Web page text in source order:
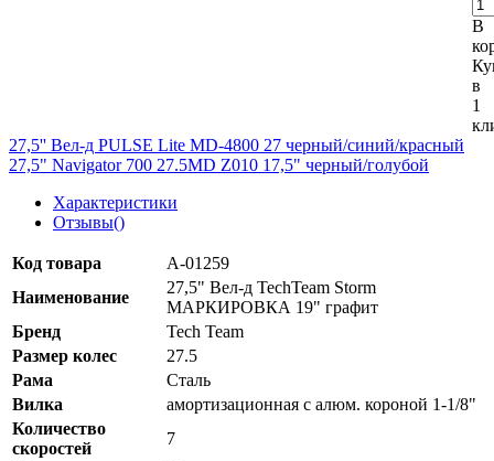
В
в
1
27,5'' Вел-д PULSE Lite MD-4800 27 черный/синий/красный
27,5" Navigator 700 27.5MD Z010 17,5" черный/голубой
Характеристики
Отзывы()
Код товара
А-01259
Наименование
27,5" Вел-д TechTeam Storm
МАРКИРОВКА 19" графит
Бренд
Tech Team
Размер колеc
27.5
Рама
Сталь
Вилка
амортизационная с алюм. короной 1-1/8"
Количество
скоростей
7